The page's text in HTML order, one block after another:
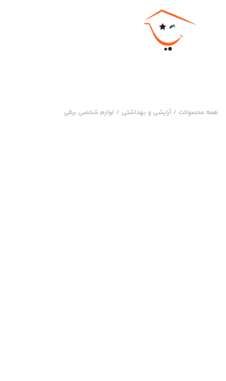
همه محصولات / آرایشی و بهداشتی / لوازم شخصی برقی